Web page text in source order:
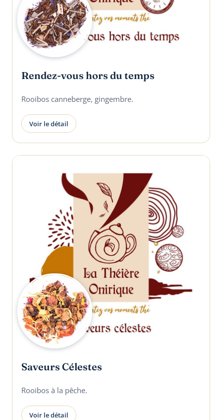
Rendez-vous hors du temps
Rooibos canneberge, gingembre.
Voir le détail
Saveurs Célestes
Rooibos à la pêche.
Voir le détail